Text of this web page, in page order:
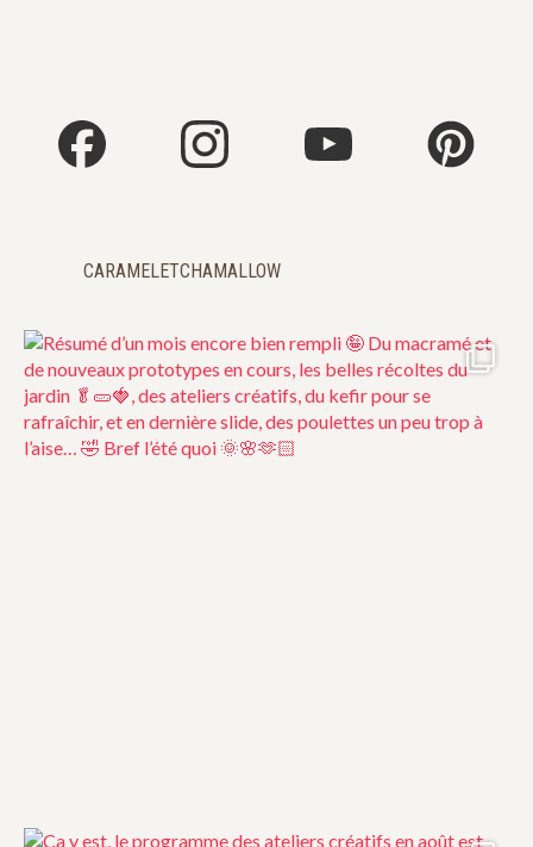
CARAMELETCHAMALLOW